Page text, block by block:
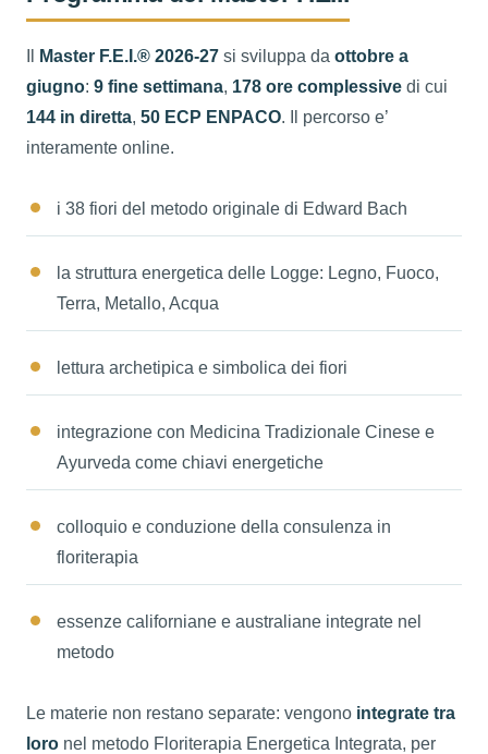
Master F.E.I.® 2026-27 si sviluppa da ottobre a
giugno: 9 fine settimana, 178 ore complessive di cui
144 in diretta, 50 ECP ENPACO. Il percorso e’
interamente online.
i 38 fiori del metodo originale di Edward Bach
la struttura energetica delle Logge: Legno, Fuoco,
Terra, Metallo, Acqua
lettura archetipica e simbolica dei fiori
integrazione con Medicina Tradizionale Cinese e
Ayurveda come chiavi energetiche
colloquio e conduzione della consulenza in
floriterapia
essenze californiane e australiane integrate nel
metodo
Le materie non restano separate: vengono integrate tra
loro nel metodo Floriterapia Energetica Integrata, per